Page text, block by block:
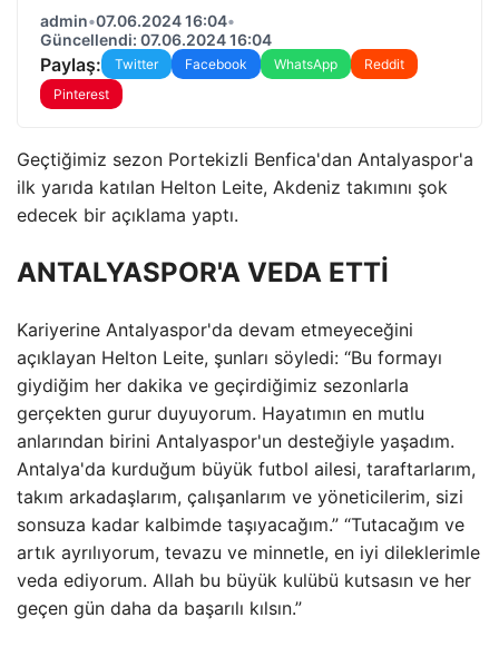
admin•07.06.2024 16:04•
Güncellendi: 07.06.2024 16:04
Paylaş: Twitter Facebook WhatsApp
Reddit
Pinterest
Geçtiğimiz sezon Portekizli Benfica'dan Antalyaspor'a
ilk yarıda katılan Helton Leite, Akdeniz takımını şok
edecek bir açıklama yaptı.
ANTALYASPOR'A VEDA ETTİ
Kariyerine Antalyaspor'da devam etmeyeceğini
açıklayan Helton Leite, şunları söyledi: “Bu formayı
giydiğim her dakika ve geçirdiğimiz sezonlarla
gerçekten gurur duyuyorum. Hayatımın en mutlu
anlarından birini Antalyaspor'un desteğiyle yaşadım.
Antalya'da kurduğum büyük futbol ailesi, taraftarlarım,
takım arkadaşlarım, çalışanlarım ve yöneticilerim, sizi
sonsuza kadar kalbimde taşıyacağım.” “Tutacağım ve
artık ayrılıyorum, tevazu ve minnetle, en iyi dileklerimle
veda ediyorum. Allah bu büyük kulübü kutsasın ve her
geçen gün daha da başarılı kılsın.”